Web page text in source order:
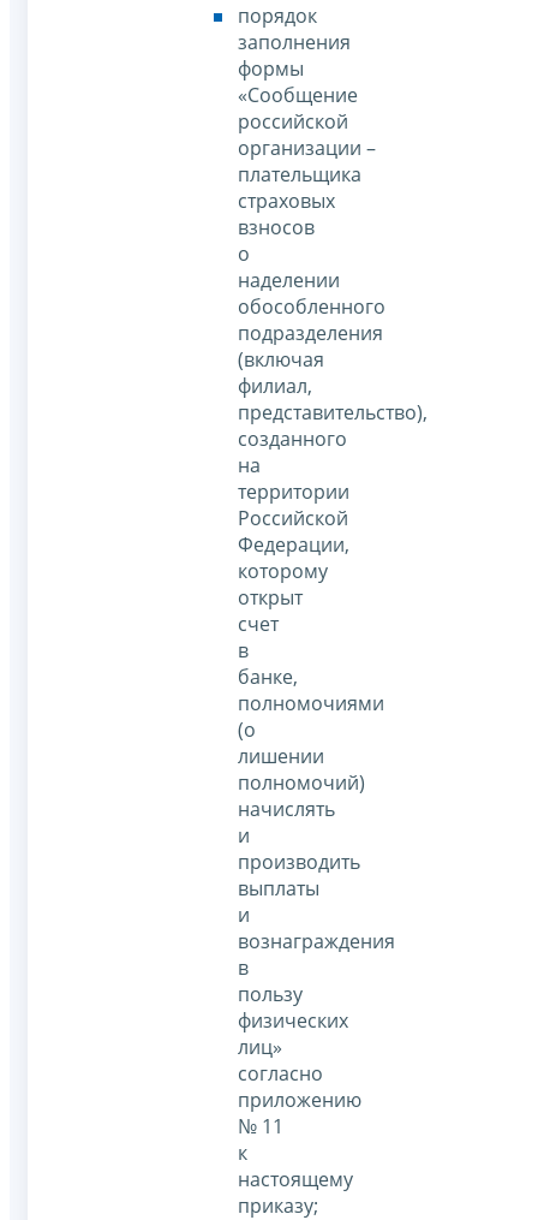
порядок
заполнения
формы
«Сообщение
российской
организации –
плательщика
страховых
взносов
о
наделении
обособленного
подразделения
(включая
филиал,
представительство),
созданного
на
территории
Российской
Федерации,
которому
открыт
счет
в
банке,
полномочиями
(о
лишении
полномочий)
начислять
и
производить
выплаты
и
вознаграждения
в
пользу
физических
лиц»
согласно
приложению
№ 11
к
настоящему
приказу;